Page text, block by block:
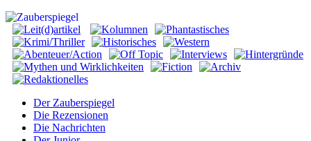
Der Zauberspiegel
Die Rezensionen
Die Nachrichten